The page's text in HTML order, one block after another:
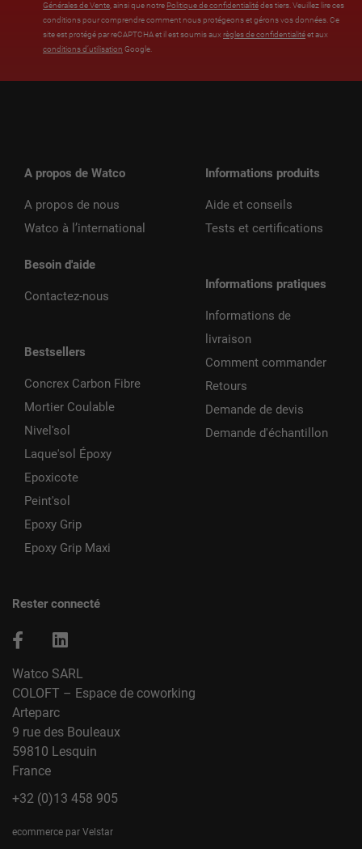
Générales de Vente, ainsi que notre Politique de confidentialitédes tiers. Veuillez lire ces
conditions pour comprendre comment nous protégeons et gérons vos données. Ce
site est protégé par reCAPTCHA et il est soumis auxrègles de confidentialitéet aux
conditions d’utilisation Google.
A propos de Watco
A propos de nous
Watco à l’international
Besoin d'aide
Contactez-nous
Bestsellers
Concrex Carbon Fibre
Mortier Coulable
Nivel'sol
Laque'sol Époxy
Epoxicote
Peint'sol
Epoxy Grip
Epoxy Grip Maxi
Informations produits
Aide et conseils
Tests et certifications
Informations pratiques
Informations de
livraison
Comment commander
Retours
Demande de devis
Demande d'échantillon
Rester connecté
Watco SARL
COLOFT – Espace de coworking
Arteparc
9 rue des Bouleaux
59810 Lesquin
France
+32 (0)13 458 905
ecommerce par Velstar